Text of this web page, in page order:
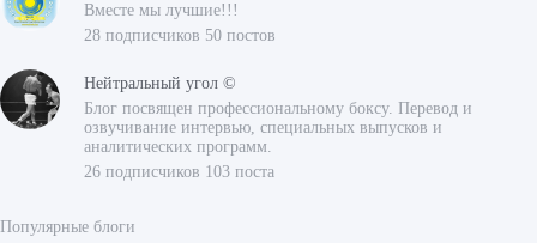
Вместе мы лучшие!!!
28 подписчиков 50 постов
Нейтральный угол ©
Блог посвящен профессиональному боксу. Перевод и
озвучивание интервью, специальных выпусков и
аналитических программ.
26 подписчиков 103 поста
Популярные блоги